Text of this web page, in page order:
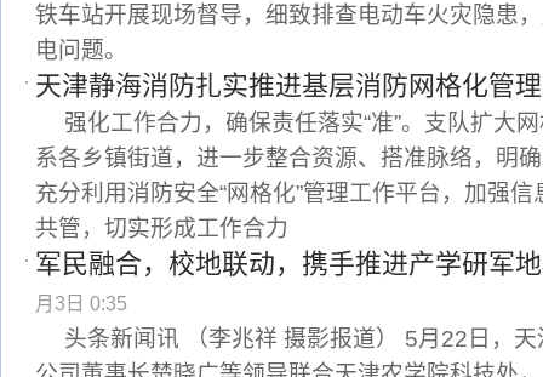
铁车站开展现场督导，细致排查电动车火灾隐患
电问题。
天津静海消防扎实推进基层消防网格化管
强化工作合力，确保责任落实“准”。支队扩大
系各乡镇街道，进一步整合资源、搭准脉络，明
充分利用消防安全“网格化”管理工作平台，加强
共管，切实形成工作合力
军民融合，校地联动，携手推进产学研军
月3日 0:35
头条新闻讯 （李兆祥 摄影报道） 5月22日，